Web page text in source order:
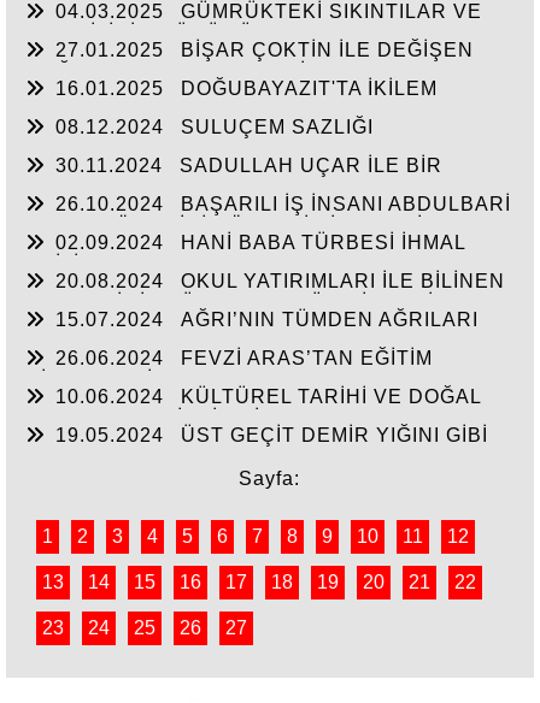
04.03.2025
GÜMRÜKTEKİ SIKINTILAR VE
27.01.2025
BİŞAR ÇOKTİN İLE DEĞİŞEN
16.01.2025
DOĞUBAYAZIT'TA İKİLEM
08.12.2024
SULUÇEM SAZLIĞI
30.11.2024
SADULLAH UÇAR İLE BİR
26.10.2024
BAŞARILI İŞ İNSANI ABDULBARİ
02.09.2024
HANİ BABA TÜRBESİ İHMAL
20.08.2024
OKUL YATIRIMLARI İLE BİLİNEN
YASUBUĞA İLE PORTRE…
15.07.2024
AĞRI’NIN TÜMDEN AĞRILARI
26.06.2024
FEVZİ ARAS’TAN EĞİTİM
10.06.2024
KÜLTÜREL TARİHİ VE DOĞAL
19.05.2024
ÜST GEÇİT DEMİR YIĞINI GİBİ
Sayfa:
1 2 3 4 5 6 7 8 9 10 11 12
13 14 15 16 17 18 19 20 21 22
23 24 25 26 27